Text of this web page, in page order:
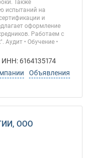
Также
испытаний на
и
оформление
Работаем с
Аудит • Обучение •
6164135174
Объявления
ООО